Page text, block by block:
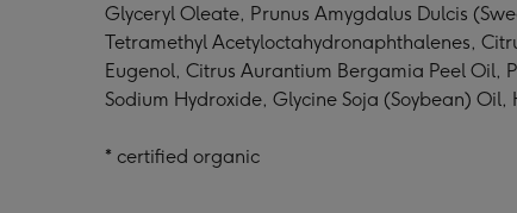
Glyceryl Oleate, Prunus Amygdalus Dulcis
Tetramethyl Acetyloctahydronaphthalenes,
Eugenol, Citrus Aurantium Bergamia Peel Oil,
Sodium Hydroxide, Glycine Soja (Soybean)
* certified organic